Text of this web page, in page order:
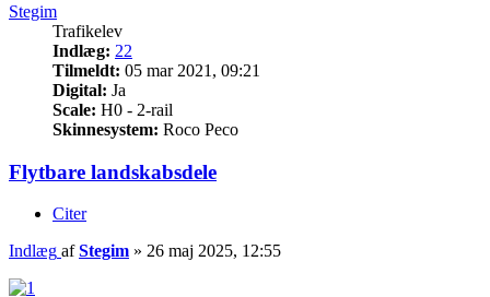
Stegim
Trafikelev
Indlæg: 22
Tilmeldt: 05 mar 2021, 09:21
Digital: Ja
Scale: H0 - 2-rail
Skinnesystem: Roco Peco
Flytbare landskabsdele
Citer
Indlæg afStegim » 26 maj 2025, 12:55